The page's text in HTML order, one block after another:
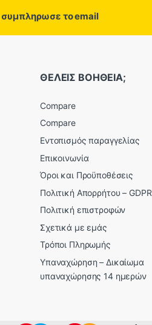
συμπληρωσε το email
ΘΕΛΕΙΣ ΒΟΗΘΕΙΑ;
Compare
Compare
Εντοπισμός παραγγελίας
Επικοινωνία
Όροι και Προϋποθέσεις
Πολιτική Απορρήτου – GDPR
Πολιτική επιστροφών
Σχετικά με εμάς
Τρόποι Πληρωμής
Υπαναχώρηση – Δικαίωμα
υπαναχώρησης 14 ημερών